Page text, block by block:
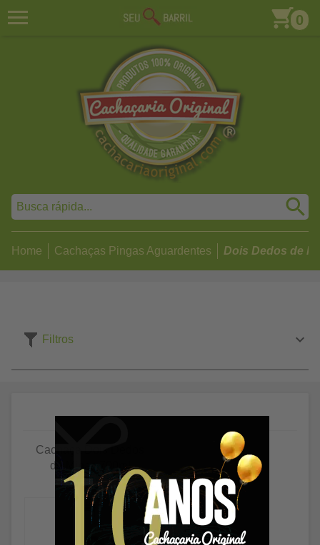
0
Home Cachaças Pingas Aguardentes Dois Dedos de
Filtros
Cachaça Dois Dedos
de Minas 700ml